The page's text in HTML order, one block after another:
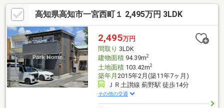
ッチン・ユニットバス・洗面化粧台・トイレ新品交換、対面キッ
チン変更工事、一部間取り変更、フローリング施工、クロス全面
張替え、クローゼット新設、シューズボックス新設【標準リフォ
ーム内容】シロアリ工防除工事、クリーニング、照明器具取付、
鍵交換、雨漏点検【周辺環境】・マルナカ土佐一宮店様まで約
220ｍ（徒歩約
高知県高知市一宮西町１ 2,495万円 3LDK
2,495万円
間取り 3LDK
建物面積94.39m2
土地面積103.42m2
築年月 2015年2月(築11年7ヶ月)
ＪＲ土讃線 薊野駅 徒歩14分
その他の交通